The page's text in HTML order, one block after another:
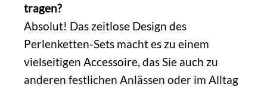
tragen?
Absolut! Das zeitlose Design des
Perlenketten-Sets macht es zu einem
vielseitigen Accessoire, das Sie auch zu
anderen festlichen Anlässen oder im Alltag